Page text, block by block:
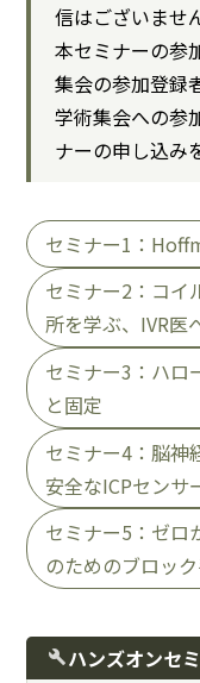
信はございませ
本セミナーの参
集会の参加登録
学術集会への参
ナーの申し込み
セミナー1：
セミナー2：コ
所を学ぶ、IVR
セミナー3：ハロ
と固定
セミナー4：脳神
安全なICPセンサ
セミナー5：ゼロ
のためのブロッ
buildハンズオンセ